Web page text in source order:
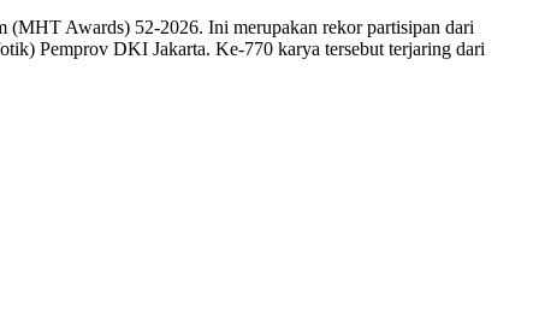
Awards) 52-2026. Ini merupakan rekor partisipan dari
Pemprov DKI Jakarta. Ke-770 karya tersebut terjaring dari